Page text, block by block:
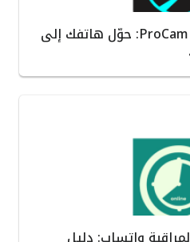
مراجعة تطبيق ProCam X – Lite: حوّل هاتفك إلى